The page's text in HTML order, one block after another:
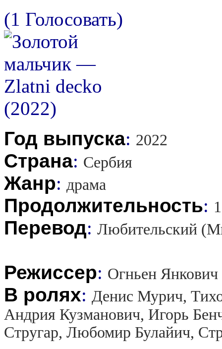
(1 Голосовать)
Год выпуска: 2022
Страна: Сербия
Жанр: драма
Продолжительность:
Перевод: Любительский
Режиссер: Огньен Янкович
В ролях: Денис Мурич,
Андрия Кузманович, Игорь
Стругар, Любомир Булайич,